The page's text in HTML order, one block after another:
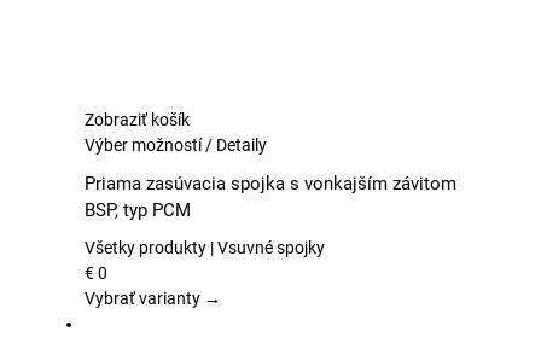
Zobraziť košík
Výber možností Tento
má
variantov.
si
/Detaily
Priama zasúvacia spojka s vonkajším závitom
BSP, typ PCM
Všetky produkty | Vsuvné spojky
€0
Vybrať varianty →